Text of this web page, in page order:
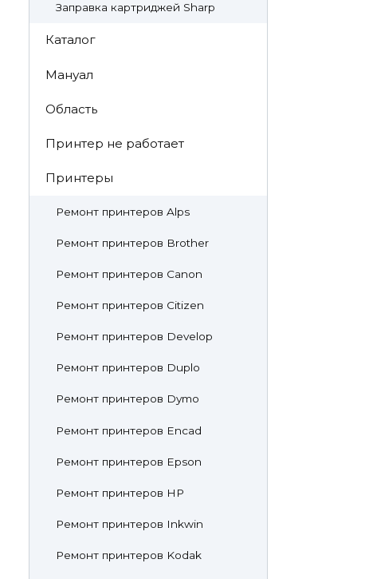
Заправка картриджей Sharp
Каталог
Мануал
Область
Принтер не работает
Принтеры
Ремонт принтеров Alps
Ремонт принтеров Brother
Ремонт принтеров Canon
Ремонт принтеров Citizen
Ремонт принтеров Develop
Ремонт принтеров Duplo
Ремонт принтеров Dymo
Ремонт принтеров Encad
Ремонт принтеров Epson
Ремонт принтеров HP
Ремонт принтеров Inkwin
Ремонт принтеров Kodak